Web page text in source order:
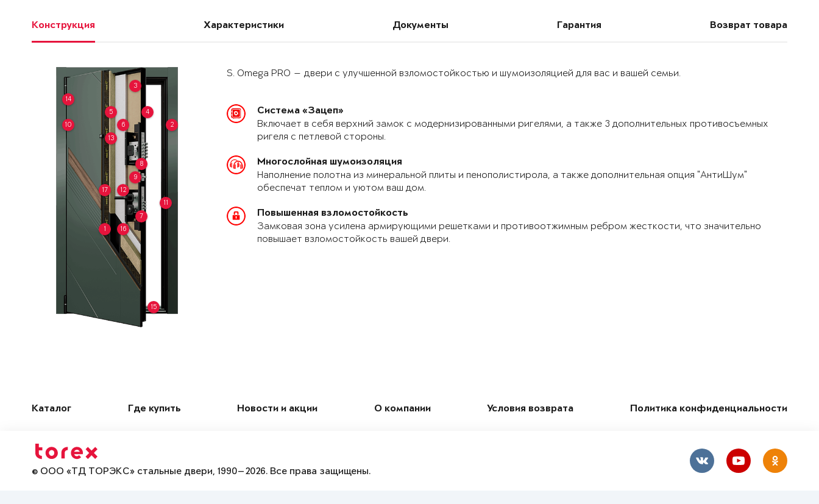
Конструкция Характеристики Документы Гарантия Возврат товара
1
2
3
4
5
6
7
8
9
10
11
12
13
14
15
16
17
S. Omega PRO — двери с улучшенной взломостойкостью и шумоизоляцией для вас и вашей семьи.
Система «Зацеп»
Включает в себя верхний замок с модернизированными ригелями, а также 3 дополнительных противосъемных
ригеля с петлевой стороны.
Многослойная шумоизоляция
Наполнение полотна из минеральной плиты и пенополистирола, а также дополнительная опция "АнтиШум"
обеспечат теплом и уютом ваш дом.
Повышенная взломостойкость
Замковая зона усилена армирующими решетками и противоотжимным ребром жесткости, что значительно
повышает взломостойкость вашей двери.
Каталог Где купить Новости и акции О компании Условия возврата Политика конфиденциальности
© ООО «ТД ТОРЭКС» стальные двери, 1990—2026. Все права защищены.